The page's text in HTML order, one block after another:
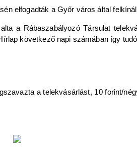
elfogadták a Győr város által
a Rábaszabályozó Társulat
következő napi számában így
a telekvásárlást, 10 forint/